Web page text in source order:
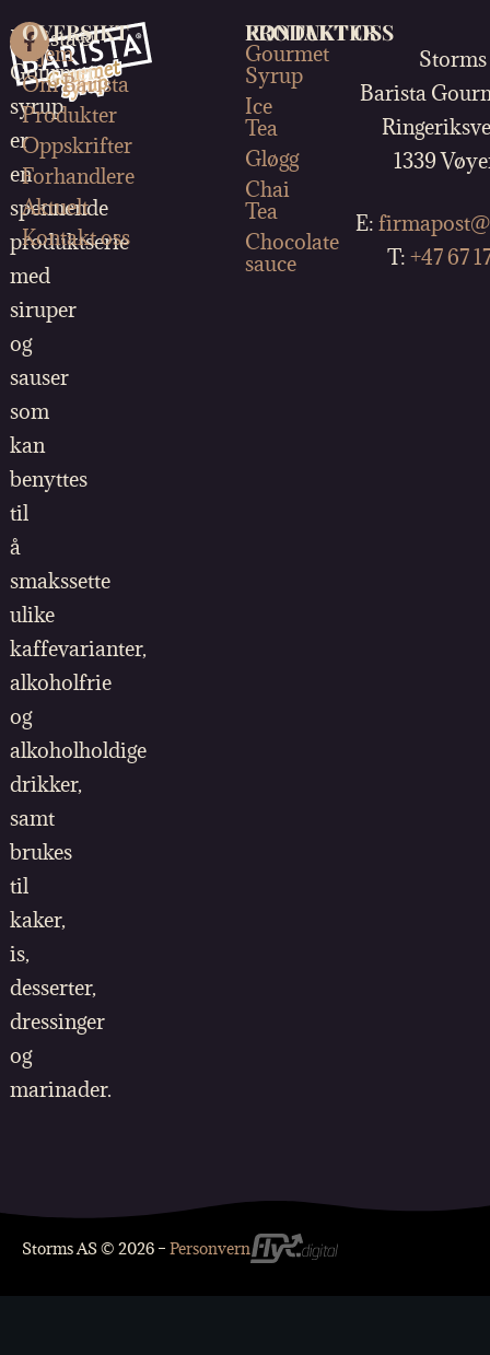
Barista®
Gourmet
syrup
er
en
spennende
produktserie
med
siruper
og
sauser
som
kan
benyttes
til
å
smakssette
ulike
kaffevarianter,
alkoholfrie
og
alkoholholdige
drikker,
samt
brukes
til
kaker,
is,
desserter,
dressinger
og
marinader.
OVERSIKT
Hjem
Om Barista
Produkter
Oppskrifter
Forhandlere
Aktuelt
Kontakt oss
PRODUKTER
Gourmet
Syrup
Ice
Tea
Gløgg
Chai
Tea
Chocolate
sauce
KONTAKT OSS
Storms
Barista
1339
E:
T: +47 67
Storms AS © 2026 – Personvern